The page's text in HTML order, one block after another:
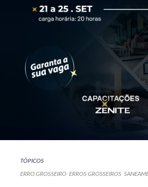
TÓPICOS
ERRO GROSSEIRO ERROS GROSSEIROS